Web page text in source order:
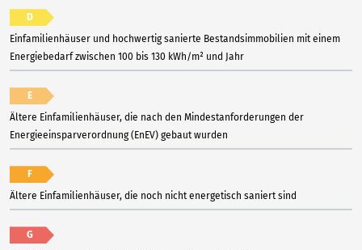
D
Einfamilienhäuser und hochwertig sanierte Bestandsimmobilien mit einem
Energiebedarf zwischen 100 bis 130 kWh/m² und Jahr
E
Ältere Einfamilienhäuser, die nach den Mindestanforderungen der
Energieeinsparverordnung (EnEV) gebaut wurden
F
Ältere Einfamilienhäuser, die noch nicht energetisch saniert sind
G